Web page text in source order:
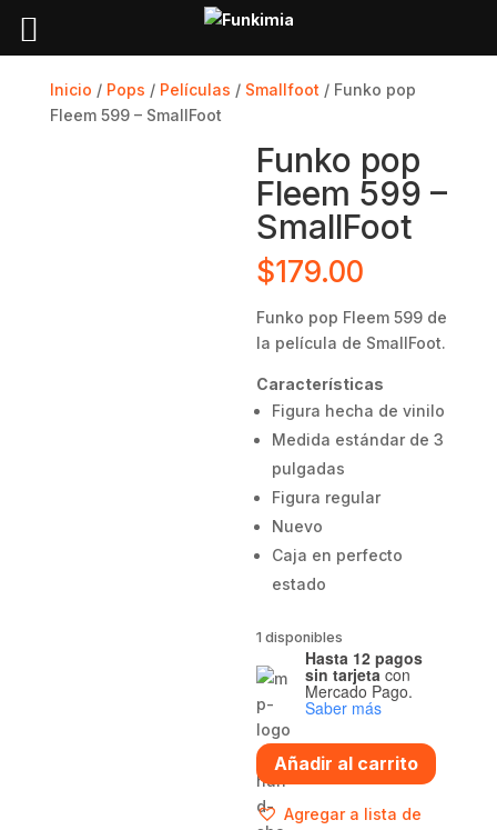
Inicio / Pops / Películas / Smallfoot / Funko pop
Fleem 599 – SmallFoot
Funko pop
Fleem 599 –
SmallFoot
$179.00
Funko pop Fleem 599 de
la película de SmallFoot.
Características
Figura hecha de vinilo
Medida estándar de 3
pulgadas
Figura regular
Nuevo
Caja en perfecto
estado
1 disponibles
Hasta 12 pagos
sin tarjeta con
Mercado Pago.
Saber más
Funko
pop
Fleem
Añadir al carrito
Agregar a lista de